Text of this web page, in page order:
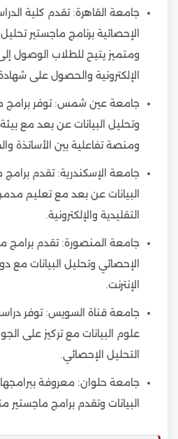
جامعة القاهرة: تقدم كلية
الإحصائية برنامج ماجستير
ومتميز يتيح للطلاب الوصول
الإلكترونية والحصول على
جامعة عين شمس: توفر برامج
وتحليل البيانات عن بعد مع
ومنصة تفاعلية بين الأساتذة
جامعة الإسكندرية: تقدم
البيانات عن بعد مع تعليم
التقليدية والإلكترونية.
جامعة المنصورة: تقدم برامج
الإحصائي وتحليل البيانات مع
الإنترنت.
جامعة قناة السويس: توفر
علوم البيانات مع تركيز على
التحليل الإحصائي.
جامعة حلوان: معروفة
البيانات وتقدم برامج ماجستير